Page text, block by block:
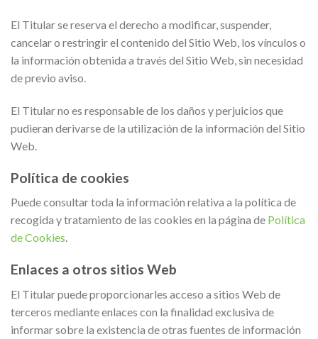
El Titular se reserva el derecho a modificar, suspender,
cancelar o restringir el contenido del Sitio Web, los vínculos o
la información obtenida a través del Sitio Web, sin necesidad
de previo aviso.
El Titular no es responsable de los daños y perjuicios que
pudieran derivarse de la utilización de la información del Sitio
Web.
Política de cookies
Puede consultar toda la información relativa a la política de
recogida y tratamiento de las cookies en la página de Política
de Cookies.
Enlaces a otros sitios Web
El Titular puede proporcionarles acceso a sitios Web de
terceros mediante enlaces con la finalidad exclusiva de
informar sobre la existencia de otras fuentes de información